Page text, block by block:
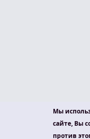
Мы
сайте, Вы
против